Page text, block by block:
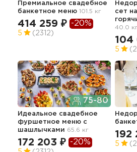
Премиальное свадебное
банкетное меню 101.5 кг
414 259 ₽ -20%
5 (2312)
сет
40.0 кг
104
5
75-80
Идеальное свадебное
фуршетное меню с
шашлычками 65.6 кг
172 203 ₽ -20%
192
5